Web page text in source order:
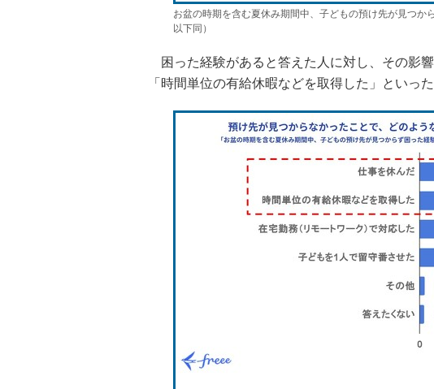
お盆の時期を含む夏休み期間中、子どもの預け先が見つか
以下同）
困った経験があると答えた人に対し、その影
「時間単位の有給休暇などを取得した」といっ